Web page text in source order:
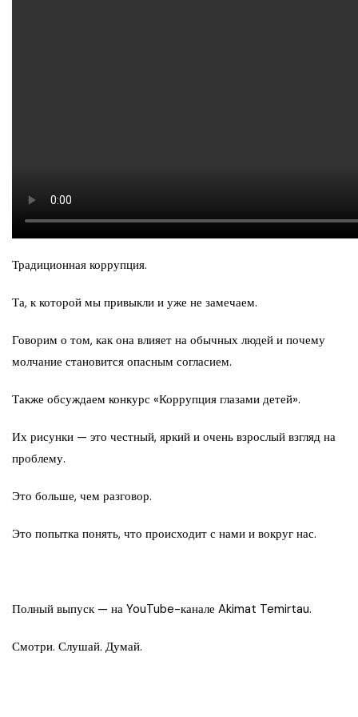
Традиционная коррупция.
Та, к которой мы привыкли и уже не замечаем.
Говорим о том, как она влияет на обычных людей и почему
молчание становится опасным согласием.
Также обсуждаем конкурс «Коррупция глазами детей».
Их рисунки — это честный, яркий и очень взрослый взгляд на
проблему.
Это больше, чем разговор.
Это попытка понять, что происходит с нами и вокруг нас.
Полный выпуск — на YouTube-канале Akimat Temirtau.
Смотри. Слушай. Думай.